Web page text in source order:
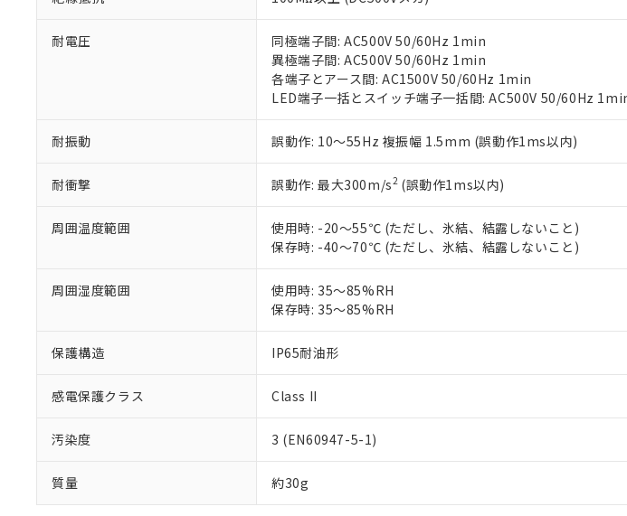
耐電圧
同極端子間: AC500V 50/60Hz 1min
異極端子間: AC500V 50/60Hz 1min
各端子とアース間: AC1500V 50/60Hz 1min
LED端子一括とスイッチ端子一括間: AC500V 50/60Hz
耐振動 誤動作: 10～55Hz 複振幅 1.5mm (誤動作1ms以内)
耐衝撃 誤動作: 最大300m/s2(誤動作1ms以内)
周囲温度範囲
使用時: -20～55℃ (ただし、氷結、結露しないこと)
保存時: -40～70℃ (ただし、氷結、結露しないこと)
周囲湿度範囲
使用時: 35～85%RH
保存時: 35～85%RH
保護構造 IP65耐油形
感電保護クラス Class II
汚染度 3 (EN60947-5-1)
質量 約30g
い。
正式な納期状況および標準価格はお客様のお取引
当社販売員にご相談ください。
オムロン制御機器販売店や当社販売拠点は「
在庫状況および標準価格結果を当社の事前の承諾
ている必要があります。
お客様が当ウェブサイト上で当社にご登録された
が、当社の製品・サービスに関するお客様との取
さい。
※当社の共同利用者とは、"個人情報の共同利用に
いる法人を指します。
フタル酸エステル類の４物質については閾値を超える意図的な使用がな
※2 対応予定月
部品在庫の切り替え状況などにより、予定月が前後する
※3 非含有証明書ダウンロード
下記の非含有証明書をダウンロードすることができます
EU RoHS指令（10物質）の非含有証明書
51物質の非含有証明書（当社基準）
※本証明書は発行日時点で非含有を証明するもので、過
また、RoHS指令のフタル酸エステル類４物質の対応
り割愛しております。
※2 環境保護使用期限
「ｅ」：有害物質（10物質）のすべてが基準値以下であ
「10」：通常の使用状況下において有害物質が外部に
「－」：未確認です。当社販売部門へお問い合わせくだ
当社は貴社製品を、核兵器、ミサイル、化学兵器
置等に一切使用いたしません。
当社は、貴社製品を第三者に販売する場合は、上
また当社は、販売先および販売に係わる関係者が
たしません。
合意する
△ 一定数には満たないが在庫あり
－
在庫なし(最新の在庫状況については、お客様
機器販売店・当社販売員にご確認ください)
空
白
受注生産機種、また在庫状況の情報を公開し